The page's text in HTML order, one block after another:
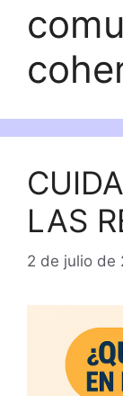
LAS
2 de julio de